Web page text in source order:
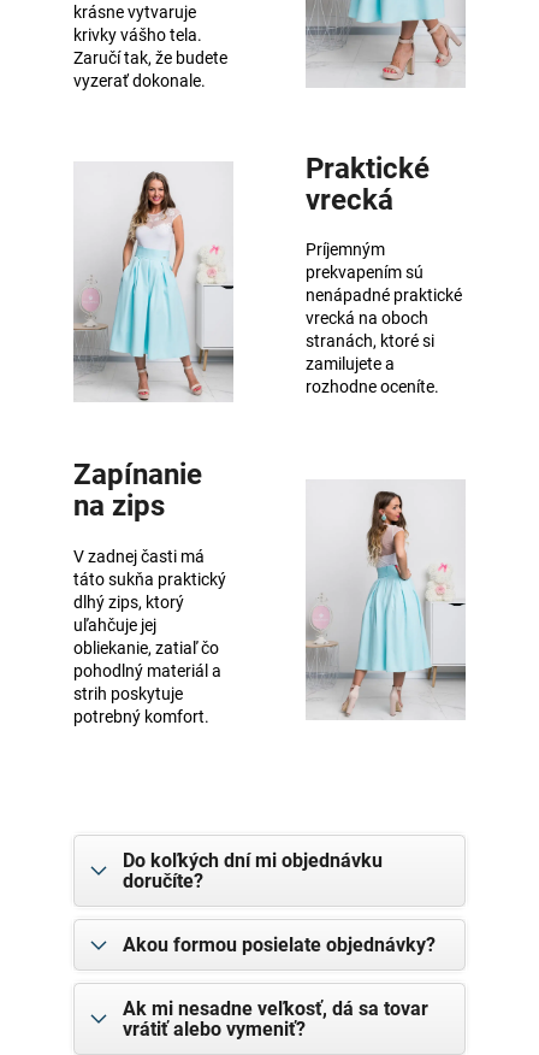
krásne vytvaruje
krivky vášho tela.
Zaručí tak, že budete
vyzerať dokonale.
Praktické
vrecká
Príjemným
prekvapením sú
nenápadné praktické
vrecká na oboch
stranách, ktoré si
zamilujete a
rozhodne oceníte.
Zapínanie
na zips
V zadnej časti má
táto sukňa praktický
dlhý zips, ktorý
uľahčuje jej
obliekanie, zatiaľ čo
pohodlný materiál a
strih poskytuje
potrebný komfort.
Do koľkých dní mi objednávku
doručíte?
Akou formou posielate objednávky?
Ak mi nesadne veľkosť, dá sa tovar
vrátiť alebo vymeniť?